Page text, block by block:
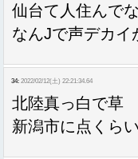
仙台て人住んで
なんJで声デカイ
34: 2022/02/12(土) 22:21:34.64
北陸真っ白で草
新潟市に点くら